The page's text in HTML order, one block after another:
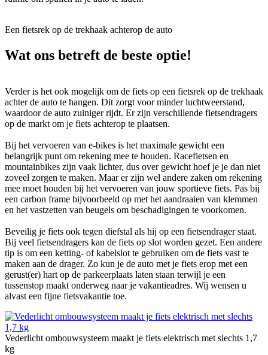
Een fietsrek op de trekhaak achterop de auto
Wat ons betreft de beste optie!
Verder is het ook mogelijk om de fiets op een fietsrek op de trekhaak
achter de auto te hangen. Dit zorgt voor minder luchtweerstand,
waardoor de auto zuiniger rijdt. Er zijn verschillende fietsendragers
op de markt om je fiets achterop te plaatsen.
Bij het vervoeren van e-bikes is het maximale gewicht een
belangrijk punt om rekening mee te houden. Racefietsen en
mountainbikes zijn vaak lichter, dus over gewicht hoef je je dan niet
zoveel zorgen te maken. Maar er zijn wel andere zaken om rekening
mee moet houden bij het vervoeren van jouw sportieve fiets. Pas bij
een carbon frame bijvoorbeeld op met het aandraaien van klemmen
en het vastzetten van beugels om beschadigingen te voorkomen.
Beveilig je fiets ook tegen diefstal als hij op een fietsendrager staat.
Bij veel fietsendragers kan de fiets op slot worden gezet. Een andere
tip is om een ketting- of kabelslot te gebruiken om de fiets vast te
maken aan de drager. Zo kun je de auto met je fiets erop met een
gerust(er) hart op de parkeerplaats laten staan terwijl je een
tussenstop maakt onderweg naar je vakantieadres. Wij wensen u
alvast een fijne fietsvakantie toe.
Vederlicht ombouwsysteem maakt je fiets elektrisch met slechts 1,7
kg